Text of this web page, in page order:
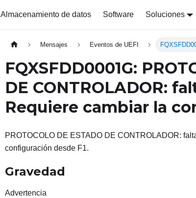
Almacenamiento de datos Software Soluciones
Mensajes Eventos de UEFI
FQXSFDD0001G:
DE CONTROLADOR:
Requiere cambiar la
PROTOCOLO DE ESTADO DE CONTROLADOR:
configuración desde F1.
Gravedad
Advertencia